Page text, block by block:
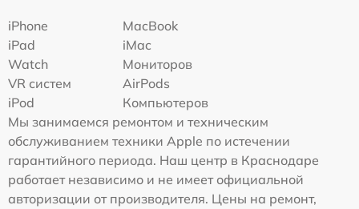
iPhone
MacBook
iPad
iMac
Watch
Мониторов
VR систем
AirPods
iPod
Компьютеров
Мы занимаемся ремонтом и техническим
обслуживанием техники Apple по истечении
гарантийного периода. Наш центр в Краснодаре
работает независимо и не имеет официальной
авторизации от производителя. Цены на ремонт,